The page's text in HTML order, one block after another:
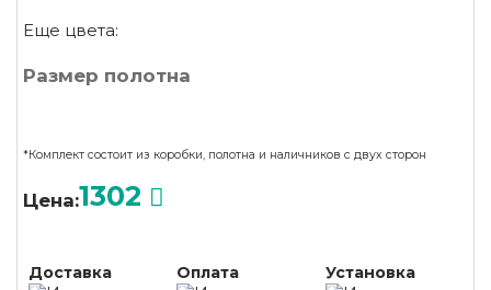
Еще цвета:
Размер полотна
*Комплект состоит из коробки, полотна и наличников с двух сторон
Цена:1302
Доставка Оплата Установка